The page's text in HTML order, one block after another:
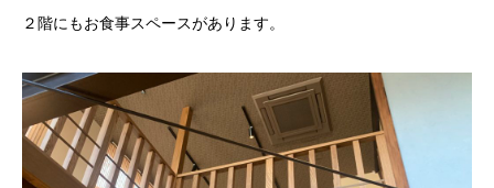
２階にもお食事スペースがあります。